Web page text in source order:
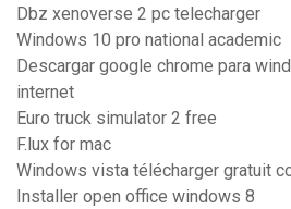
Dbz xenoverse 2 pc telecharger
Windows 10 pro national academic
Descargar google chrome para
internet
Euro truck simulator 2 free
F.lux for mac
Windows vista télécharger gratuit
Installer open office windows 8